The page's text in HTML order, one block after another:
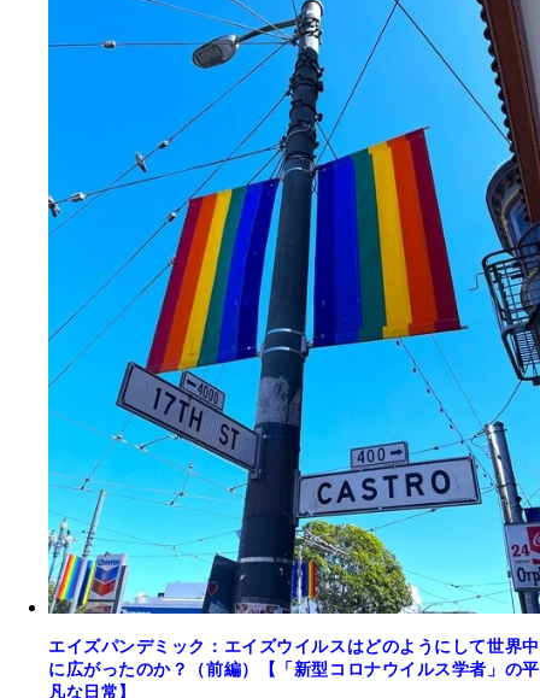
エイズパンデミック：エイズウイルスはどのようにして世界中
に広がったのか？（前編）【「新型コロナウイルス学者」の平
凡な日常】